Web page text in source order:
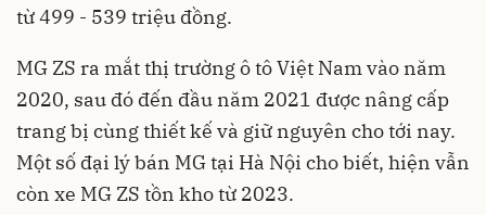
từ 499 - 539 triệu đồng.
MG ZS ra mắt thị trường ô tô Việt Nam vào năm
2020, sau đó đến đầu năm 2021 được nâng cấp
trang bị cùng thiết kế và giữ nguyên cho tới nay.
Một số đại lý bán MG tại Hà Nội cho biết, hiện vẫn
còn xe MG ZS tồn kho từ 2023.